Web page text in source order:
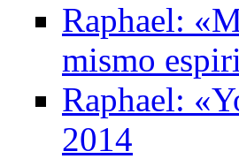
Raphael:
mismo
Raphael:
2014